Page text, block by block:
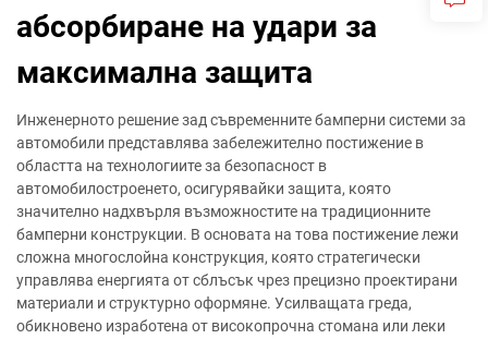
абсорбиране на удари за
максимална защита
Инженерното решение зад съвременните бамперни системи за
автомобили представлява забележително постижение в
областта на технологиите за безопасност в
автомобилостроенето, осигурявайки защита, която
значително надхвърля възможностите на традиционните
бамперни конструкции. В основата на това постижение лежи
сложна многослойна конструкция, която стратегически
управлява енергията от сблъсък чрез прецизно проектирани
материали и структурно оформяне. Усилващата греда,
обикновено изработена от високопрочна стомана или леки